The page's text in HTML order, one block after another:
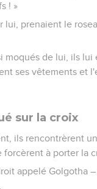
! »
lui, prenaient le
moqués de lui, ils lui
ses vêtements et
sur la croix
ils rencontrèrent
forcèrent à porter la
appelé Golgotha